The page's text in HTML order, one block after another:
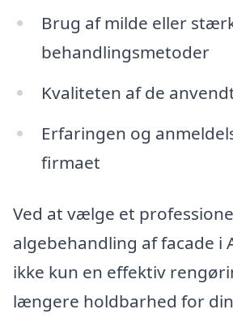
Brug af milde eller
behandlingsmetoder
Kvaliteten af de
Erfaringen og
firmaet
Ved at vælge et
algebehandling af facade i
ikke kun en effektiv
længere holdbarhed for